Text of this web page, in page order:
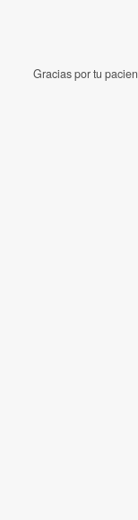
Gracias por tu